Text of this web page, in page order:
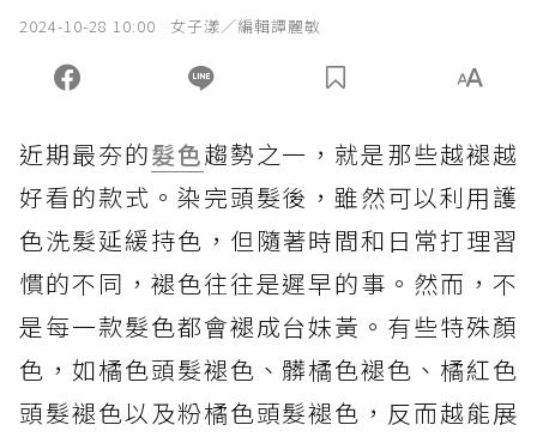
2024-10-28 10:00 女子漾／編輯譚麗敏
近期最夯的髮色趨勢之一，就是那些越褪越
好看的款式。染完頭髮後，雖然可以利用護
色洗髮延緩持色，但隨著時間和日常打理習
慣的不同，褪色往往是遲早的事。然而，不
是每一款髮色都會褪成台妹黃。有些特殊顏
色，如橘色頭髮褪色、髒橘色褪色、橘紅色
頭髮褪色以及粉橘色頭髮褪色，反而越能展